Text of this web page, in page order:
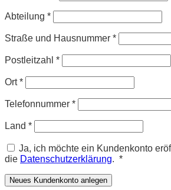
Abteilung *
Straße und Hausnummer *
Postleitzahl *
Ort*
Telefonnummer *
Land *
Ja, ich möchte ein Kundenkonto
die Datenschutzerklärung. *Erforderlich
Neues Kundenkonto anlegen